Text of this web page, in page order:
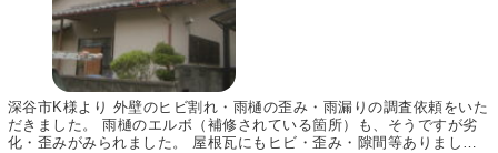
深谷市K様より 外壁のヒビ割れ・雨樋の歪み・雨漏りの調査依頼をいた
だきました。 雨樋のエルボ（補修されている箇所）も、そうですが劣
化・歪みがみられました。 屋根瓦にもヒビ・歪み・隙間等ありまし